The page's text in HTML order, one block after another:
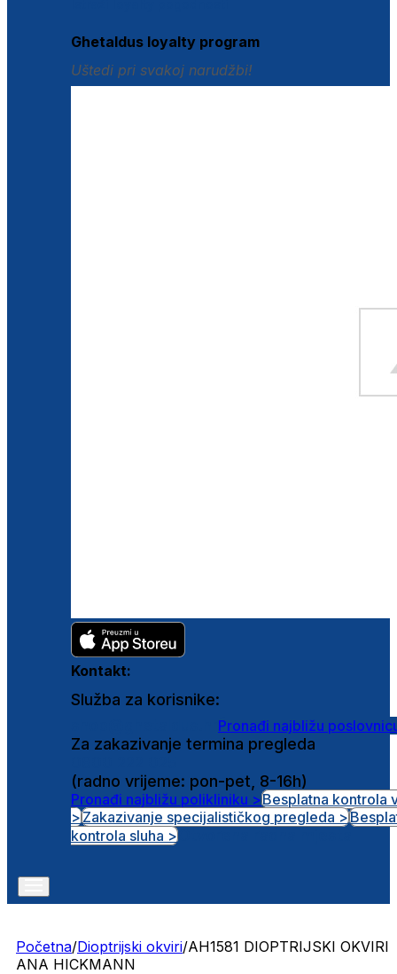
Ghetaldus loyalty program
Uštedi pri svakoj narudžbi!
Kontakt:
Služba za korisnike:
Pronađi najbližu
Za zakazivanje termina pregleda
(radno vrijeme: pon-pet, 8-16h)
Pronađi najbližu polikliniku >Besplatna kontrola
>Zakazivanje specijalističkog pregleda >
kontrola sluha >
Početna/Dioptrijski okviri/AH1581 DIOPTRIJSKI OKVIRI
ANA HICKMANN